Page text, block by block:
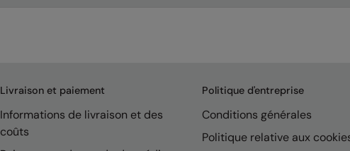
Livraison et paiement
Informations de livraison et des
coûts
Politique d'entreprise
Conditions générales
Politique relative aux